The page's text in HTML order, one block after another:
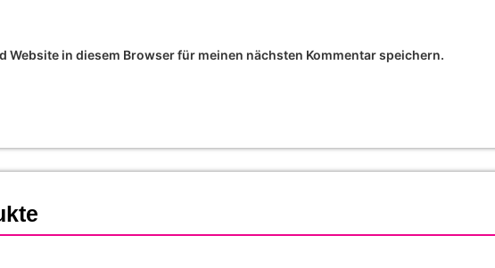
Website in diesem Browser für meinen nächsten Kommentar speichern.